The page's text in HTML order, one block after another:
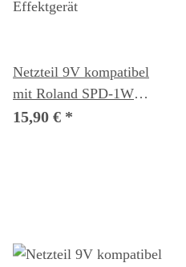
Netzteil 9V kompatibel
mit Roland SPD-1W
Effektgerät
15,90 € *